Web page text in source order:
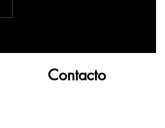
Contacto